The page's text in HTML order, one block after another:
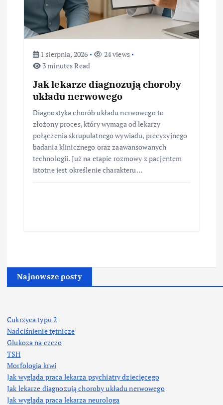
1 sierpnia, 2026
24 views
3 minutes Read
Jak lekarze diagnozują choroby
układu nerwowego
Diagnostyka chorób układu nerwowego to
złożony proces, który wymaga od lekarzy
połączenia skrupulatnego wywiadu, precyzyjnego
badania klinicznego oraz zaawansowanych
technologii. Już na etapie rozmowy z pacjentem
istotne jest określenie charakteru…
Najnowsze posty
Cukrzyca typu 2
Nadciśnienie tętnicze
Glukoza na czczo
TSH
Morfologia krwi
Jak wygląda praca lekarza psychiatry dziecięcego
Jak lekarze diagnozują choroby układu nerwowego
Jak wygląda praca lekarza neurologa